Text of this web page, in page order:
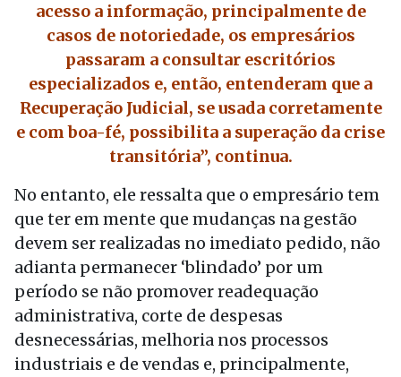
acesso a informação, principalmente de
casos de notoriedade, os empresários
passaram a consultar escritórios
especializados e, então, entenderam que a
Recuperação Judicial, se usada corretamente
e com boa-fé, possibilita a superação da crise
transitória”, continua.
No entanto, ele ressalta que o empresário tem
que ter em mente que mudanças na gestão
devem ser realizadas no imediato pedido, não
adianta permanecer ‘blindado’ por um
período se não promover readequação
administrativa, corte de despesas
desnecessárias, melhoria nos processos
industriais e de vendas e, principalmente,